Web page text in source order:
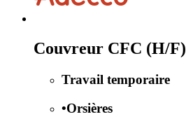
Couvreur CFC (H/F)
Travail temporaire
•Orsières